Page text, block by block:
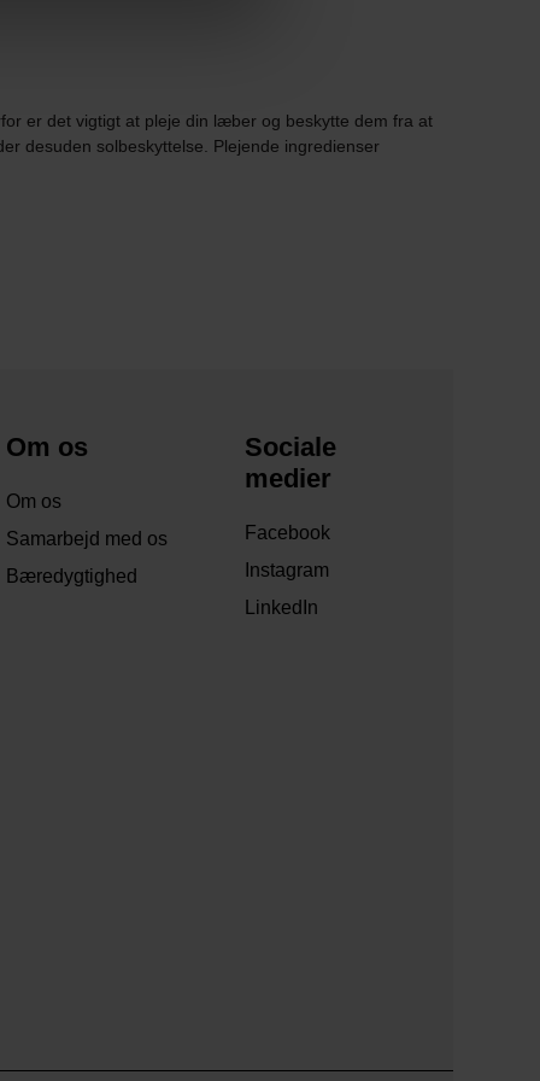
er det vigtigt at pleje din læber og beskytte dem fra at
desuden solbeskyttelse. Plejende ingredienser
Om os
Om os
Samarbejd med os
Bæredygtighed
Sociale
medier
Facebook
Instagram
LinkedIn